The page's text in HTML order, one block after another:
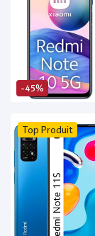
-45%
Top Produit